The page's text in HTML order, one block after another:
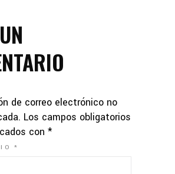
de correo electrónico no
Los campos obligatorios
con *
*